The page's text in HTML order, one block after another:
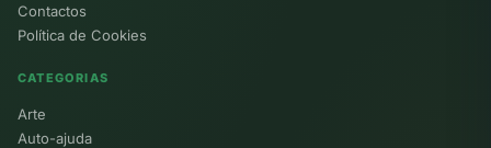
Contactos
Política de Cookies
CATEGORIAS
Arte
Auto-ajuda